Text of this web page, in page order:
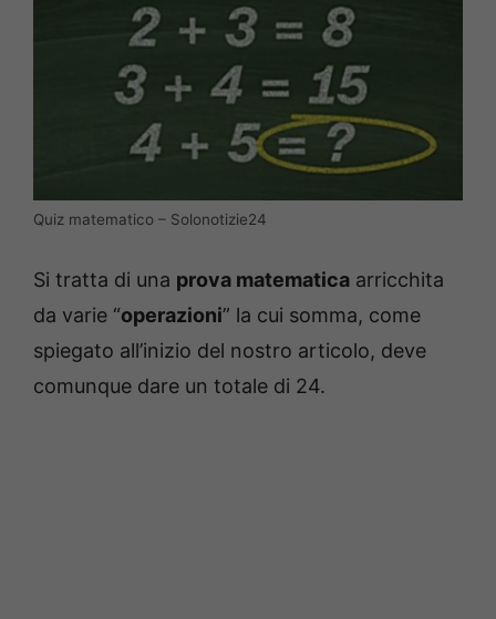
Quiz matematico – Solonotizie24
Si tratta di una prova matematica arricchita
da varie “operazioni” la cui somma, come
spiegato all’inizio del nostro articolo, deve
comunque dare un totale di 24.